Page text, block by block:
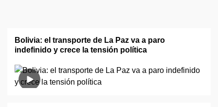
Bolivia: el transporte de La Paz va a paro
indefinido y crece la tensión política